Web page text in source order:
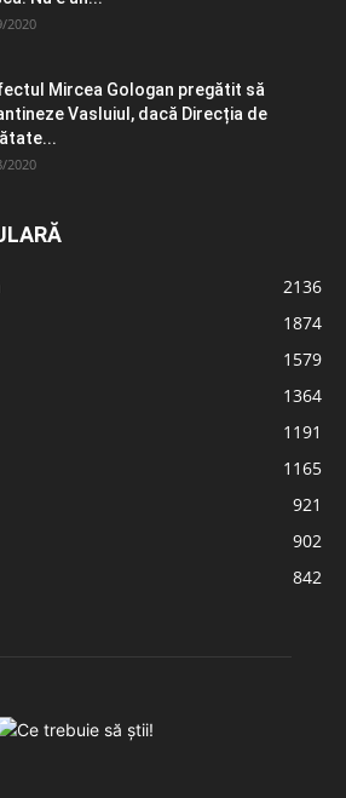
2020
Mircea Gologan pregătit să
Vasluiul, dacă Direcția de
2020
2136
1874
1579
1364
1191
1165
921
902
842